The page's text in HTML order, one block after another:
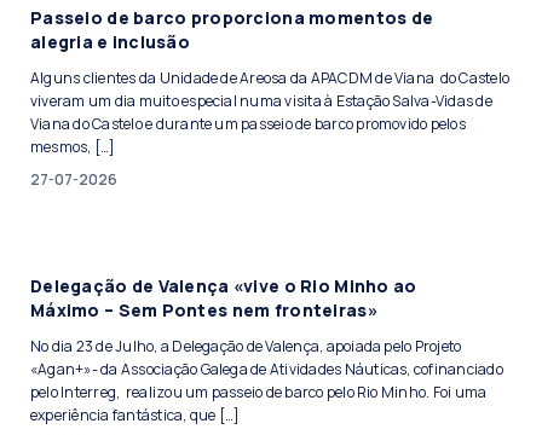
Passeio de barco proporciona momentos de
alegria e inclusão
Alguns clientes da Unidade de Areosa da APACDM de Viana do Castelo
viveram um dia muito especial numa visita à Estação Salva-Vidas de
Viana do Castelo e durante um passeio de barco promovido pelos
mesmos, […]
27-07-2026
Delegação de Valença «vive o Rio Minho ao
Máximo – Sem Pontes nem fronteiras»
No dia 23 de Julho, a Delegação de Valença, apoiada pelo Projeto
«Agan+»- da Associação Galega de Atividades Náuticas, cofinanciado
pelo Interreg, realizou um passeio de barco pelo Rio Minho. Foi uma
experiência fantástica, que […]